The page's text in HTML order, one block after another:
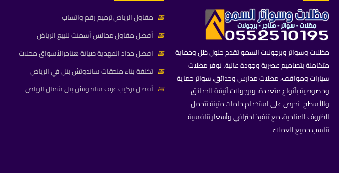
مظلات وسواتر وبرجولات السمو تقدم حلول ظل وحماية
متكاملة بتصاميم عصرية وجودة عالية. نوفر مظلات
سيارات ومواقف، مظلات مدارس وحدائق، سواتر حماية
وخصوصية بأنواع متعددة، وبرجولات أنيقة للحدائق
والأسطح. نحرص على استخدام خامات متينة تتحمل
الظروف المناخية، مع تنفيذ احترافي وأسعار تنافسية
تناسب جميع العملاء.
📅 مقاول الرياض ترميم رقم واتساب
📅 أفضل مقاول مجالس أسمنت للبيع الرياض
📅 افضل حداد المهدية صيانة هناجرالأسواق محلات
📅 تكلفة بناء ملحقات ساندوتش بنل في الرياض
📅 أفضل تركيب غرف ساندوتش بنل شمال الرياض